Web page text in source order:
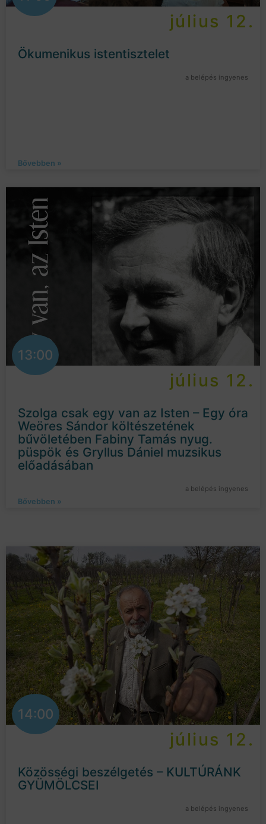
július 12.
Ökumenikus istentisztelet
a belépés ingyenes
Bővebben »
13:00
július 12.
Szolga csak egy van az Isten – Egy óra
Weöres Sándor költészetének
bűvöletében Fabiny Tamás nyug.
püspök és Gryllus Dániel muzsikus
előadásában
a belépés ingyenes
Bővebben »
14:00
július 12.
Közösségi beszélgetés – KULTÚRÁNK
GYÜMÖLCSEI
a belépés ingyenes